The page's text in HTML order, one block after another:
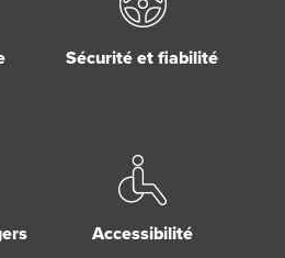
Sécurité et fiabilité
Accessibilité